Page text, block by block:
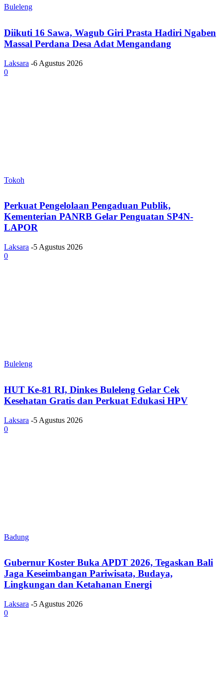
Buleleng
Diikuti 16 Sawa, Wagub Giri Prasta Hadiri Ngaben
Massal Perdana Desa Adat Mengandang
Laksara -6 Agustus 2026
0
Tokoh
Perkuat Pengelolaan Pengaduan Publik,
Kementerian PANRB Gelar Penguatan SP4N-
LAPOR
Laksara -5 Agustus 2026
0
Buleleng
HUT Ke-81 RI, Dinkes Buleleng Gelar Cek
Kesehatan Gratis dan Perkuat Edukasi HPV
Laksara -5 Agustus 2026
0
Badung
Gubernur Koster Buka APDT 2026, Tegaskan Bali
Jaga Keseimbangan Pariwisata, Budaya,
Lingkungan dan Ketahanan Energi
Laksara -5 Agustus 2026
0